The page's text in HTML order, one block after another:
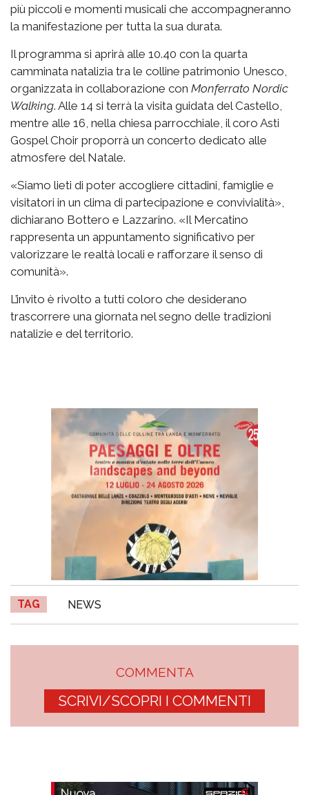
più piccoli e momenti musicali che accompagneranno
la manifestazione per tutta la sua durata.
Il programma si aprirà alle 10.40 con la quarta
camminata natalizia tra le colline patrimonio Unesco,
organizzata in collaborazione con Monferrato Nordic
Walking. Alle 14 si terrà la visita guidata del Castello,
mentre alle 16, nella chiesa parrocchiale, il coro Asti
Gospel Choir proporrà un concerto dedicato alle
atmosfere del Natale.
«Siamo lieti di poter accogliere cittadini, famiglie e
visitatori in un clima di partecipazione e convivialità»,
dichiarano Bottero e Lazzarino. «Il Mercatino
rappresenta un appuntamento significativo per
valorizzare le realtà locali e rafforzare il senso di
comunità».
L’invito è rivolto a tutti coloro che desiderano
trascorrere una giornata nel segno delle tradizioni
natalizie e del territorio.
TAG NEWS
COMMENTA
SCRIVI/SCOPRI I COMMENTI